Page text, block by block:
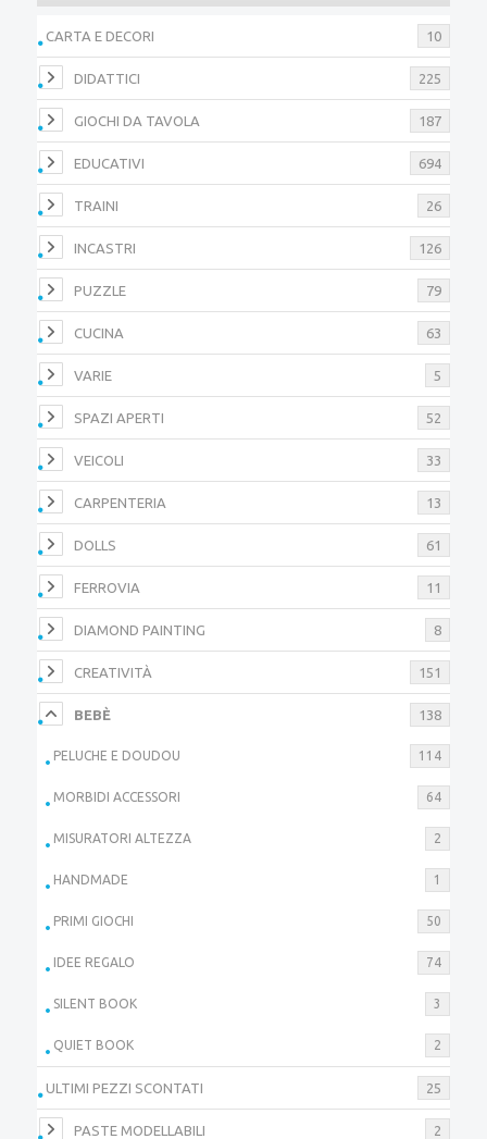
CARTA E DECORI 10
DIDATTICI 225
GIOCHI DA TAVOLA 187
EDUCATIVI 694
TRAINI 26
INCASTRI 126
PUZZLE 79
CUCINA 63
VARIE 5
SPAZI APERTI 52
VEICOLI 33
CARPENTERIA 13
DOLLS 61
FERROVIA 11
DIAMOND PAINTING 8
CREATIVITÀ 151
BEBÈ 138
PELUCHE E DOUDOU 114
MORBIDI ACCESSORI 64
MISURATORI ALTEZZA 2
HANDMADE 1
PRIMI GIOCHI 50
IDEE REGALO 74
SILENT BOOK 3
QUIET BOOK 2
ULTIMI PEZZI SCONTATI 25
PASTE MODELLABILI 2